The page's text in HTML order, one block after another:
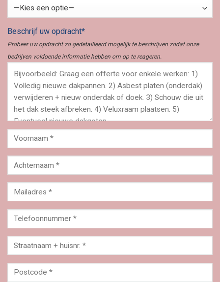
Beschrijf uw opdracht*
Probeer uw opdracht zo gedetailleerd mogelijk te beschrijven zodat onze
bedrijven voldoende informatie hebben om op te reageren.